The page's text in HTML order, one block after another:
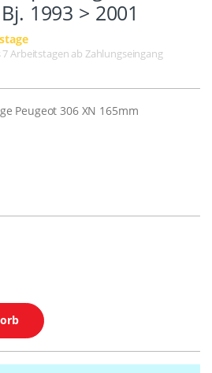
1993 > 2001
Arbeitstagen ab Zahlungseingang
Peugeot 306 XN 165mm